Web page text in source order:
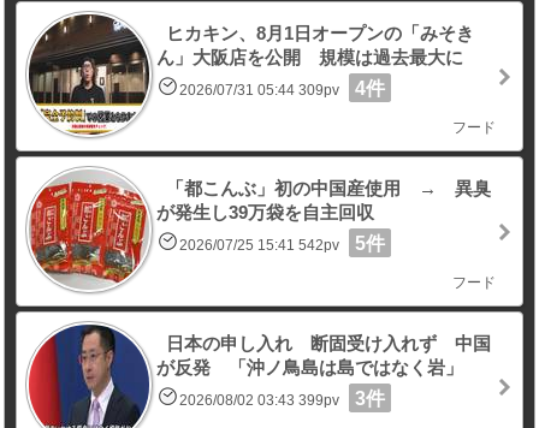
ヒカキン、8月1日オープンの「みそき
ん」大阪店を公開 規模は過去最大に
2026/07/31 05:44 309pv 4件
フード
「都こんぶ」初の中国産使用 → 異臭
が発生し39万袋を自主回収
2026/07/25 15:41 542pv 5件
フード
日本の申し入れ 断固受け入れず 中国
が反発 「沖ノ鳥島は島ではなく岩」
2026/08/02 03:43 399pv 3件